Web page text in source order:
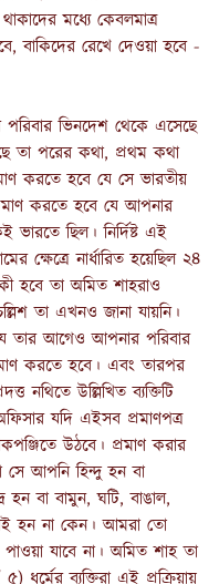
মধ্যে কেবলমাত্র
,বাকিদের রেখে দেওয়া হবে -
ভিনদেশ থেকে এসেছে
তা পরের কথা, প্রথম কথা
করতে হবে যে সে ভারতীয়
করতে হবে যে আপনার
ভারতে ছিল। নির্দিষ্ট এই
ক্ষেত্রে নার্ধারিত হয়েছিল ২৪
হবে তা অমিত শাহরাও
তা এখনও জানা যায়নি।
তার আগেও আপনার পরিবার
করতে হবে। এবং তারপর
নথিতে উল্লিখিত ব্যক্তিটি
যদি এইসব প্রমাণপত্র
উঠবে। প্রমাণ করার
সে আপনি হিন্দু হন বা
হন বা বামুন,ঘটি,বাঙাল,
হন না কেন। আমরা তো
যাবে না। অমিত শাহ তা
৫) ধর্মের ব্যক্তিরা এই প্রক্রিয়ায়